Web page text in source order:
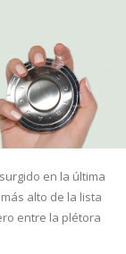
en la última
alto de la lista
entre la plétora